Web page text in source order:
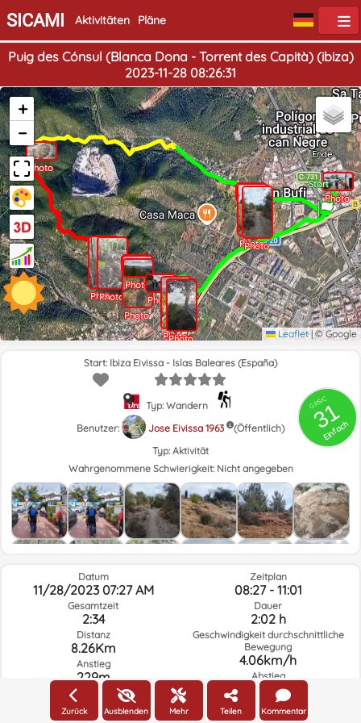
SICAMI Aktivitäten Pläne
Puig des Cónsul (Blanca Dona - Torrent des Capità) (ibiza)
2023-11-28 08:26:31
Start
Ende
Photo
Photo
Photo
Photo
Photo
Photo
Photo
Photo
Photo
Photo
Photo
Photo
Photo
Photo
Photo
Photo
Photo
+
−
Leaflet |© Google
GRSIC
31
Einfach
Start: Ibiza Eivissa - Islas Baleares (España)
Typ: Wandern
Benutzer:
Jose Eivissa 1963
(Öffentlich)
Typ: Aktivität
Wahrgenommene Schwierigkeit: Nicht angegeben
Datum
11/28/2023 07:27 AM
Gesamtzeit
2:34
Distanz
8.26Km
Anstieg
229m
Zeitplan
08:27 - 11:01
Dauer
2:02 h
Geschwindigkeit durchschnittliche
Bewegung
4.06km/h
Abstieg
231m
Zurück Ausblenden Mehr Teilen Kommentar